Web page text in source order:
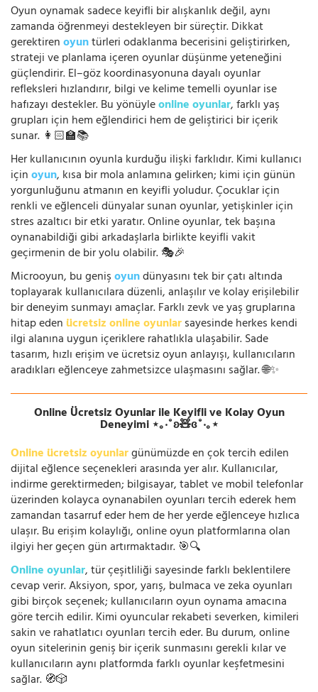
Oyun oynamak sadece keyifli bir alışkanlık değil, aynı
zamanda öğrenmeyi destekleyen bir süreçtir. Dikkat
gerektirenoyuntürleri odaklanma becerisini geliştirirken,
strateji ve planlama içeren oyunlar düşünme yeteneğini
güçlendirir. El–göz koordinasyonuna dayalı oyunlar
refleksleri hızlandırır, bilgi ve kelime temelli oyunlar ise
hafızayı destekler. Bu yönüyleonline oyunlar, farklı yaş
grupları için hem eğlendirici hem de geliştirici bir içerik
sunar. 👩🏻‍🏫📚
Her kullanıcının oyunla kurduğu ilişki farklıdır. Kimi kullanıcı
içinoyun, kısa bir mola anlamına gelirken; kimi için günün
yorgunluğunu atmanın en keyifli yoludur. Çocuklar için
renkli ve eğlenceli dünyalar sunan oyunlar, yetişkinler için
stres azaltıcı bir etki yaratır. Online oyunlar, tek başına
oynanabildiği gibi arkadaşlarla birlikte keyifli vakit
geçirmenin de bir yolu olabilir. 🎭🎉
Microoyun, bu genişoyundünyasını tek bir çatı altında
toplayarak kullanıcılara düzenli, anlaşılır ve kolay erişilebilir
bir deneyim sunmayı amaçlar. Farklı zevk ve yaş gruplarına
hitap eden ücretsiz online oyunlarsayesinde herkes kendi
ilgi alanına uygun içeriklere rahatlıkla ulaşabilir. Sade
tasarım, hızlı erişim ve ücretsiz oyun anlayışı, kullanıcıların
aradıkları eğlenceye zahmetsizce ulaşmasını sağlar. 🌐✨
Online Ücretsiz Oyunlar ile Keyifli ve Kolay Oyun
Deneyimi ⋆｡‧˚ʚ🧸ɞ˚‧｡⋆
Online ücretsiz oyunlargünümüzde en çok tercih edilen
dijital eğlence seçenekleri arasında yer alır. Kullanıcılar,
indirme gerektirmeden; bilgisayar, tablet ve mobil telefonlar
üzerinden kolayca oynanabilen oyunları tercih ederek hem
zamandan tasarruf eder hem de her yerde eğlenceye hızlıca
ulaşır. Bu erişim kolaylığı, online oyun platformlarına olan
ilgiyi her geçen gün artırmaktadır. 🎯🔍
Online oyunlar, tür çeşitliliği sayesinde farklı beklentilere
cevap verir. Aksiyon, spor, yarış, bulmaca ve zeka oyunları
gibi birçok seçenek; kullanıcıların oyun oynama amacına
göre tercih edilir. Kimi oyuncular rekabeti severken, kimileri
sakin ve rahatlatıcı oyunları tercih eder. Bu durum, online
oyun sitelerinin geniş bir içerik sunmasını gerekli kılar ve
kullanıcıların aynı platformda farklı oyunlar keşfetmesini
sağlar. 🧭🎲